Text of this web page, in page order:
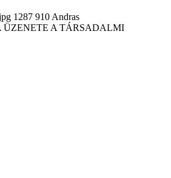
1287 910 Andras
ÜZENETE A TÁRSADALMI